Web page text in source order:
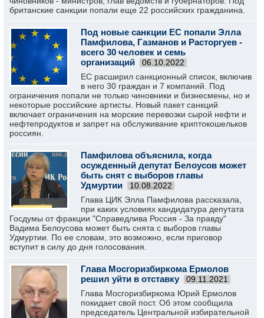
британские санкции попали еще 22 российских гражданина.
Под новые санкции ЕС попали Элла
Памфилова, Газманов и Расторгуев -
всего 30 человек и семь
организаций
06.10.2022
ЕС расширил санкционный список, включив
в него 30 граждан и 7 компаний. Под
ограничения попали не только чиновники и бизнесмены, но и
некоторые российские артисты. Новый пакет санкций
включает ограничения на морские перевозки сырой нефти и
нефтепродуктов и запрет на обслуживание криптокошельков
россиян.
Памфилова объяснила, когда
осужденный депутат Белоусов может
быть снят с выборов главы
Удмуртии
10.08.2022
Глава ЦИК Элла Памфилова рассказала,
при каких условиях кандидатура депутата
Госдумы от фракции "Справедлива Россия - За правду"
Вадима Белоусова может быть снята с выборов главы
Удмуртии. По ее словам, это возможно, если приговор
вступит в силу до дня голосования.
Глава Мосгоризбиркома Ермолов
решил уйти в отставку
09.11.2021
Глава Мосгоризбиркома Юрий Ермолов
покидает свой пост. Об этом сообщила
председатель Центральной избирательной